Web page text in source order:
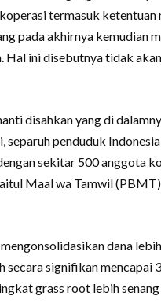
termasuk
pada akhirnya kemudian
Hal ini disebutnya tidak
disahkan yang di
separuh penduduk
sekitar 500 anggota
Maal wa Tamwil
dana
signifikan mencapai
grass root lebih